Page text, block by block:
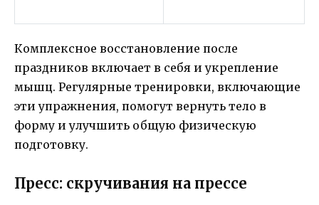
Комплексное восстановление после
праздников включает в себя и укрепление
мышц. Регулярные тренировки, включающие
эти упражнения, помогут вернуть тело в
форму и улучшить общую физическую
подготовку.
Пресс: скручивания на прессе